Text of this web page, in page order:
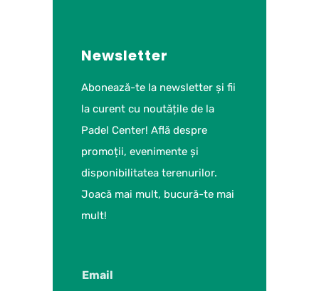
Newsletter
Abonează-te la newsletter și fii
la curent cu noutățile de la
Padel Center! Află despre
promoții, evenimente și
disponibilitatea terenurilor.
Joacă mai mult, bucură-te mai
mult!
Email